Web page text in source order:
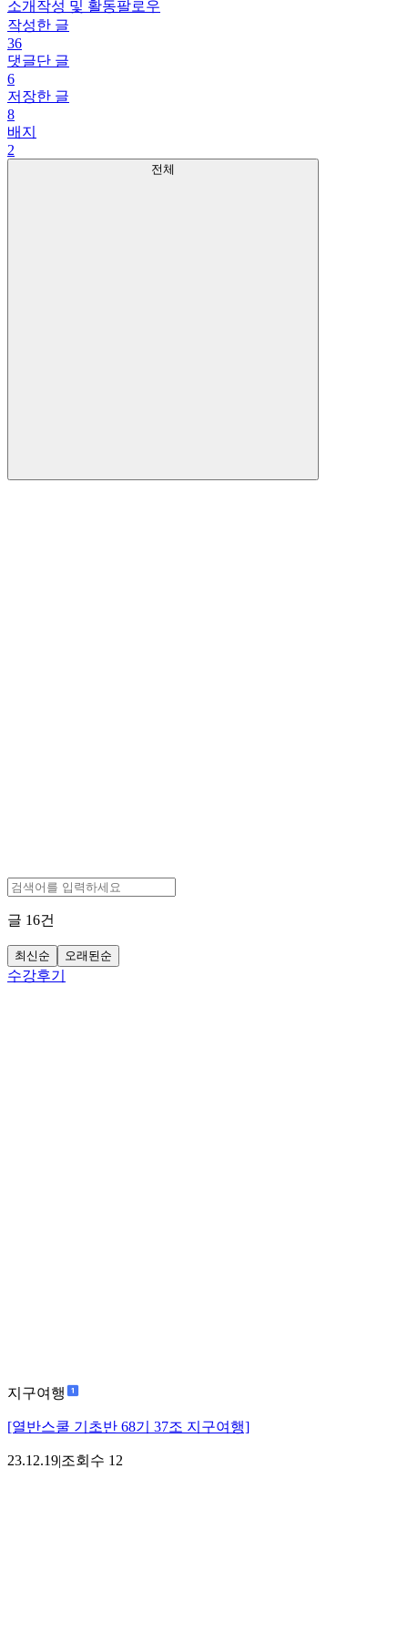
소개 작성 및 활동팔로우
작성한 글
36
댓글단 글
6
저장한 글
8
배지
2
전체
글 16건
최신순 오래된순
수강후기
지구여행
[열반스쿨 기초반 68기 37조 지구여행]
23.12.19|조회수 12